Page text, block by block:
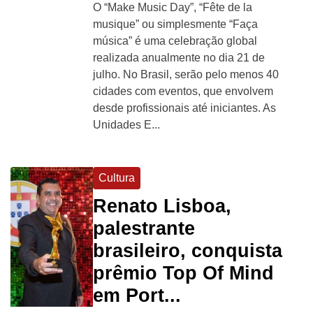
O “Make Music Day”, “Fête de la
musique” ou simplesmente “Faça
música” é uma celebração global
realizada anualmente no dia 21 de
julho. No Brasil, serão pelo menos 40
cidades com eventos, que envolvem
desde profissionais até iniciantes. As
Unidades E...
Cultura
Renato Lisboa,
palestrante
brasileiro, conquista
prêmio Top Of Mind
em Port...